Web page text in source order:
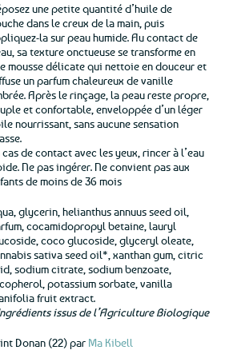
une petite quantité d’huile de
dans le creux de la main, puis
la sur peau humide. Au contact de
sa texture onctueuse se transforme en
mousse délicate qui nettoie en douceur et
un parfum chaleureux de vanille
Après le rinçage, la peau reste propre,
et confortable, enveloppée d’un léger
nourrissant, sans aucune sensation
cas de contact avec les yeux, rincer à l’eau
Ne pas ingérer. Ne convient pas aux
de moins de 36 mois
glycerin, helianthus annuus seed oil,
cocamidopropyl betaine, lauryl
coco glucoside, glyceryl oleate,
sativa seed oil*, xanthan gum, citric
sodium citrate, sodium benzoate,
potassium sorbate, vanilla
fruit extract.
issus de l’Agriculture Biologique
Donan (22) par Ma Kibell